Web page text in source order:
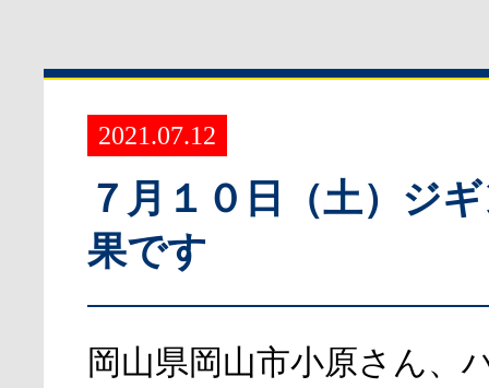
2021.07.12
７月１０日（土）ジ
果です
岡山県岡山市小原さん、